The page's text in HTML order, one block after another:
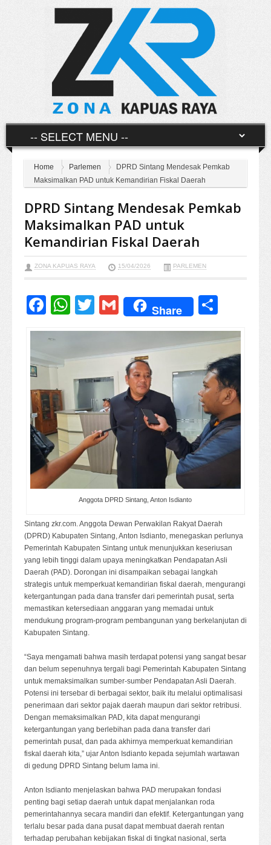
Home Parlemen
DPRD Sintang Mendesak Pemkab
Maksimalkan PAD untuk Kemandirian Fiskal Daerah
DPRD Sintang Mendesak Pemkab
Maksimalkan PAD untuk
Kemandirian Fiskal Daerah
ZONA KAPUAS RAYA 15/04/2026 PARLEMEN
Facebook
WhatsApp
TwitterGmail
Share
Anggota DPRD Sintang, Anton Isdianto
Sintang zkr.com. Anggota Dewan Perwakilan Rakyat Daerah
(DPRD) Kabupaten Sintang, Anton Isdianto, menegaskan perlunya
Pemerintah Kabupaten Sintang untuk menunjukkan keseriusan
yang lebih tinggi dalam upaya meningkatkan Pendapatan Asli
Daerah (PAD). Dorongan ini disampaikan sebagai langkah
strategis untuk memperkuat kemandirian fiskal daerah, mengurangi
ketergantungan pada dana transfer dari pemerintah pusat, serta
memastikan ketersediaan anggaran yang memadai untuk
mendukung program-program pembangunan yang berkelanjutan di
Kabupaten Sintang.
“Saya mengamati bahwa masih terdapat potensi yang sangat besar
dan belum sepenuhnya tergali bagi Pemerintah Kabupaten Sintang
untuk memaksimalkan sumber-sumber Pendapatan Asli Daerah.
Potensi ini tersebar di berbagai sektor, baik itu melalui optimalisasi
penerimaan dari sektor pajak daerah maupun dari sektor retribusi.
Dengan memaksimalkan PAD, kita dapat mengurangi
ketergantungan yang berlebihan pada dana transfer dari
pemerintah pusat, dan pada akhirnya memperkuat kemandirian
fiskal daerah kita,” ujar Anton Isdianto kepada sejumlah wartawan
di gedung DPRD Sintang belum lama ini.
Anton Isdianto menjelaskan bahwa PAD merupakan fondasi
penting bagi setiap daerah untuk dapat menjalankan roda
pemerintahannya secara mandiri dan efektif. Ketergantungan yang
terlalu besar pada dana pusat dapat membuat daerah rentan
terhadap perubahan kebijakan fiskal di tingkat nasional, serta